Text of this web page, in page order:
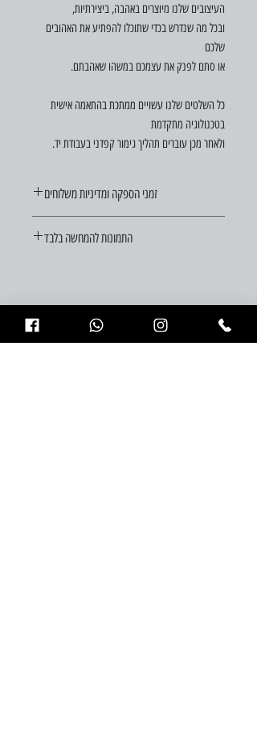
העיצובים שלנו מיוצרים באהבה, ביצירתיות,
ובכל מה שנדרש בכדי שתוכלו להפתיע את האהובים
שלכם
או סתם לפנק את עצמכם במשהו שאהבתם.
כל השלטים שלנו עשויים ממתכת בהתאמה אישית
בטכנולוגיה מתקדמת
ולאחר מכן עוברים תהליך גימור קפדני בעבודת יד.
זמני הספקה ומדיניות משלוחים
משלוחים לכל חלקי הארץ בעלות 29 ש"ח (במידה ויש
התמונות להמחשה בלבד
העיצוב שלנו